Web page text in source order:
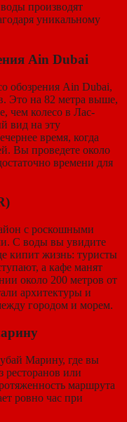
производят
уникальному
Ain Dubai
обозрения Ain Dubai,
Это на 82 метра выше,
чем колесо в Лас-
вид на эту
время, когда
Вы проведете около
времени для
с роскошными
С воды вы увидите
кипит жизнь: туристы
а кафе манят
около 200 метров от
архитектуры и
городом и морем.
Марину, где вы
ресторанов или
маршрута
ровно час при